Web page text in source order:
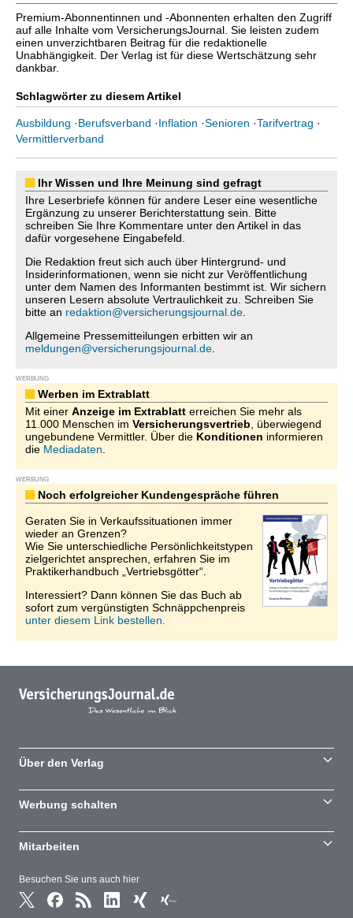
Premium-Abonnentinnen und -Abonnenten erhalten den Zugriff
auf alle Inhalte vom VersicherungsJournal. Sie leisten zudem
einen unverzichtbaren Beitrag für die redaktionelle
Unabhängigkeit. Der Verlag ist für diese Wertschätzung sehr
dankbar.
Schlagwörter zu diesem Artikel
Ausbildung ·Berufsverband ·Inflation ·Senioren ·Tarifvertrag ·
Vermittlerverband
Ihr Wissen und Ihre Meinung sind gefragt
Ihre Leserbriefe können für andere Leser eine wesentliche
Ergänzung zu unserer Berichterstattung sein. Bitte
schreiben Sie Ihre Kommentare unter den Artikel in das
dafür vorgesehene Eingabefeld.
Die Redaktion freut sich auch über Hintergrund- und
Insiderinformationen, wenn sie nicht zur Veröffentlichung
unter dem Namen des Informanten bestimmt ist. Wir sichern
unseren Lesern absolute Vertraulichkeit zu. Schreiben Sie
bitte an redaktion@versicherungsjournal.de
Allgemeine Pressemitteilungen erbitten wir an
meldungen@versicherungsjournal.de
WERBUNG
Werben im Extrablatt
Mit einer Anzeige im Extrablatt erreichen Sie mehr als
11.000 Menschen im Versicherungsvertrieb , überwiegend
ungebundene Vermittler. Über die Konditionen informieren
die Mediadaten
WERBUNG
Noch erfolgreicher Kundengespräche führen
Geraten Sie in Verkaufssituationen immer
wieder an Grenzen?
Wie Sie unterschiedliche Persönlichkeitstypen
zielgerichtet ansprechen, erfahren Sie im
Praktikerhandbuch „Vertriebsgötter“.
Interessiert? Dann können Sie das Buch ab
sofort zum vergünstigten Schnäppchenpreis
unter diesem Link bestellen.
Besuchen Sie uns auch hier
Über den Verlag
Werbung schalten
Mitarbeiten